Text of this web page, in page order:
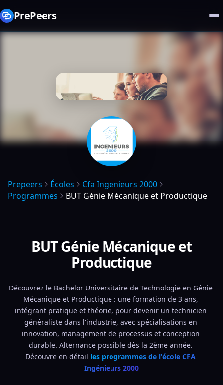
PrePeers
Prepeers Écoles
Cfa Ingenieurs 2000
Programmes
BUT Génie Mécanique et Productique
BUT Génie Mécanique et
Productique
Découvrez le Bachelor Universitaire de Technologie en Génie
Mécanique et Productique : une formation de 3 ans,
intégrant pratique et théorie, pour devenir un technicien
généraliste dans l'industrie, avec spécialisations en
innovation, management de processus et conception
durable. Alternance possible dès la 2ème année.
Découvre en détail les programmes de l'école CFA
Ingénieurs 2000